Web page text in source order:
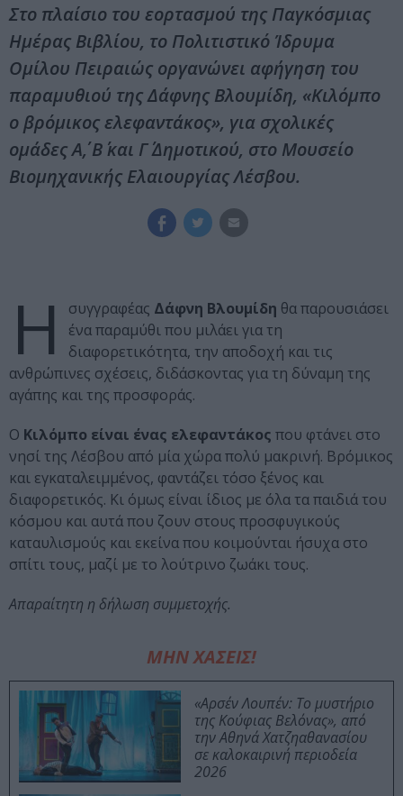
Στο πλαίσιο του εορτασμού της Παγκόσμιας
Ημέρας Βιβλίου, το Πολιτιστικό Ίδρυμα
Ομίλου Πειραιώς οργανώνει αφήγηση του
παραμυθιού της Δάφνης Βλουμίδη, «Κιλόμπο
ο βρόμικος ελεφαντάκος», για σχολικές
ομάδες Α΄, Β΄ και Γ΄ Δημοτικού, στο Μουσείο
Βιομηχανικής Ελαιουργίας Λέσβου.
Η συγγραφέας Δάφνη Βλουμίδη θα παρουσιάσει
ένα παραμύθι που μιλάει για τη
διαφορετικότητα, την αποδοχή και τις
ανθρώπινες σχέσεις, διδάσκοντας για τη δύναμη της
αγάπης και της προσφοράς.
Ο Κιλόμπο είναι ένας ελεφαντάκος που φτάνει στο
νησί της Λέσβου από μία χώρα πολύ μακρινή. Βρόμικος
και εγκαταλειμμένος, φαντάζει τόσο ξένος και
διαφορετικός. Κι όμως είναι ίδιος με όλα τα παιδιά του
κόσμου και αυτά που ζουν στους προσφυγικούς
καταυλισμούς και εκείνα που κοιμούνται ήσυχα στο
σπίτι τους, μαζί με το λούτρινο ζωάκι τους.
Απαραίτητη η δήλωση συμμετοχής.
ΜΗΝ ΧΑΣΕΙΣ!
«Αρσέν Λουπέν: Το μυστήριο
της Κούφιας Βελόνας», από
την Αθηνά Χατζηαθανασίου
σε καλοκαιρινή περιοδεία
2026